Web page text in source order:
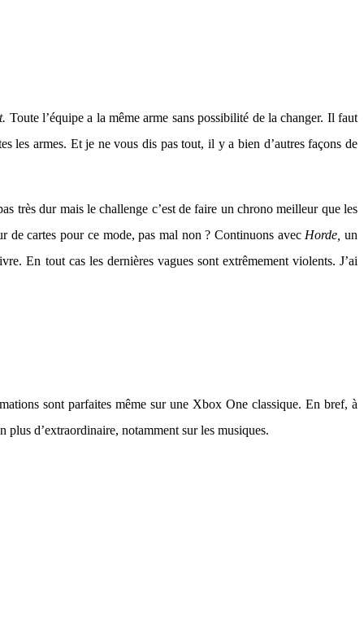
Toute l’équipe a la même arme sans possibilité de la changer. Il faut
les armes. Et je ne vous dis pas tout, il y a bien d’autres façons de
très dur mais le challenge c’est de faire un chrono meilleur que les
de cartes pour ce mode, pas mal non ? Continuons avec Horde,un
En tout cas les dernières vagues sont extrêmement violents. J’ai
sont parfaites même sur une Xbox One classique. En bref, à
plus d’extraordinaire, notamment sur les musiques.